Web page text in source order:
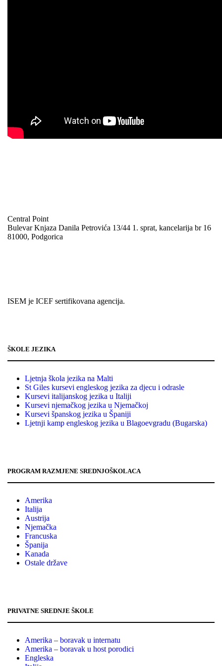
Central Point
Bulevar Knjaza Danila Petrovića 13/44 1. sprat, kancelarija br 16
81000, Podgorica
ISEM je ICEF sertifikovana agencija.
ŠKOLE JEZIKA
Ljetnja škola jezika na Malti
St Giles kursevi engleskog jezika za djecu i odrasle
Kursevi italijanskog jezika u Italiji
Kursevi njemačkog jezika u Njemačkoj
Kursevi španskog jezika u Španiji
Ljetnji kamp engleskog jezika u Blagoevgradu (Bugarska)
PROGRAM RAZMJENE SREDNJOŠKOLACA
Amerika
Italija
Austrija
Njemačka
Francuska
Španija
Kanada
Ostale države
PRIVATNE SREDNJE ŠKOLE
Amerika – boravak u internatu
Amerika – boravak u host porodici
Engleska